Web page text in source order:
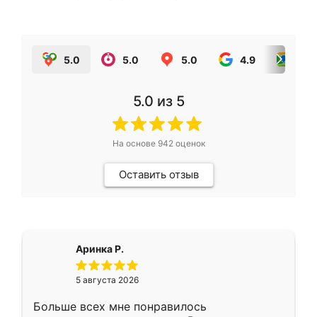
5.0 5.0 5.0 4.9
5.0 из 5
На основе 942оценок
Оставить отзыв
Аринка Р.
5 августа 2026
Больше всех мне понравилось